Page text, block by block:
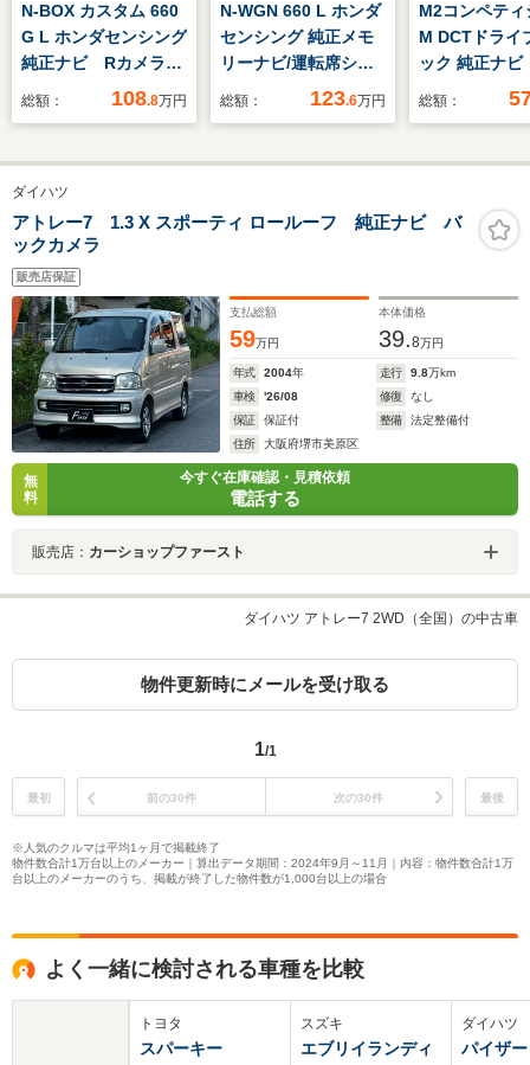
N-BOX カスタム 660
G L ホンダセンシング
純正ナビ Rカメラ
ブルートゥース ETC
総額： 108.8万円
N-WGN 660 L ホンダ
センシング 純正メモ
リーナビ/運転席シー
トヒーター/LEDヘッ
総額： 123.6万円
M2コンペティ
M DCTドライ
ック 純正ナ
クモニター
シートヒータ
ントロール
ート ETC
総額：
ダイハツ
アトレー7 1.3 X スポーティ ロールーフ 純正ナビ バ
ックカメラ
販売店保証
支払総額
59万円
本体価格
39.8万円
年式 2004年 走行 9.8万km
車検
'26/08 修復
なし
保証
保証付 整備
法定整備付
住所
大阪府堺市美原区
無
料
今すぐ在庫確認・見積依頼
電話する
販売店： カーショップファースト
ダイハツ アトレー7 2WD（全国）の中古車
物件更新時にメールを受け取る
1/1
最初 前の30件 次の30件 最後
※人気のクルマは平均1ヶ月で掲載終了
物件数合計1万台以上のメーカー｜算出データ期間：2024年9月～11月｜内容：物件数合計1万
台以上のメーカーのうち、掲載が終了した物件数が1,000台以上の場合
よく一緒に検討される車種を比較
トヨタ
スパーキー
スズキ
エブリイランディ
ダイハツ
パイザー